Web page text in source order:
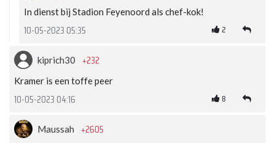
In dienst bij Stadion Feyenoord als chef-kok!
10-05-2023 05:35 2
kiprich30 +232
Kramer is een toffe peer
10-05-2023 04:16 8
Maussah +2605